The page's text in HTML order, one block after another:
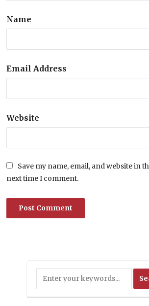
Name
Email Address
Website
Save my name, email, and website in
next time I comment.